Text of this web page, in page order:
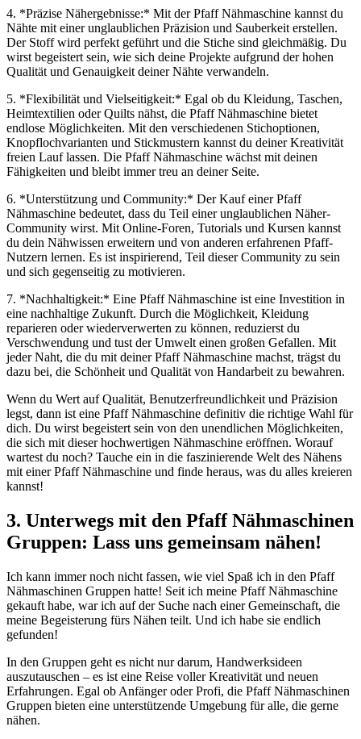
4. *Präzise Nähergebnisse:* Mit der Pfaff Nähmaschine kannst du
Nähte mit einer unglaublichen Präzision und Sauberkeit erstellen.
Der Stoff wird perfekt geführt und die Stiche sind gleichmäßig. Du
wirst begeistert sein, wie sich deine Projekte aufgrund der hohen
Qualität und Genauigkeit deiner Nähte verwandeln.
5. *Flexibilität und Vielseitigkeit:* Egal ob du Kleidung, Taschen,
Heimtextilien oder Quilts nähst, die Pfaff Nähmaschine bietet
endlose Möglichkeiten. Mit den verschiedenen Stichoptionen,
Knopflochvarianten und Stickmustern kannst du deiner Kreativität
freien Lauf lassen. Die Pfaff Nähmaschine wächst mit deinen
Fähigkeiten und bleibt immer treu an deiner Seite.
6. *Unterstützung und Community:* Der Kauf einer Pfaff
Nähmaschine bedeutet, dass du Teil einer unglaublichen Näher-
Community wirst. Mit Online-Foren, Tutorials und Kursen kannst
du dein Nähwissen erweitern und von anderen erfahrenen Pfaff-
Nutzern lernen. Es ist inspirierend, Teil dieser Community zu sein
und sich gegenseitig zu motivieren.
7. *Nachhaltigkeit:* Eine Pfaff Nähmaschine ist eine Investition in
eine nachhaltige Zukunft. Durch die Möglichkeit, Kleidung
reparieren oder wiederverwerten zu können, reduzierst du
Verschwendung und tust der Umwelt einen großen Gefallen. Mit
jeder Naht, die du mit deiner Pfaff Nähmaschine machst, trägst du
dazu bei, die Schönheit und Qualität von Handarbeit zu bewahren.
Wenn du Wert auf Qualität, Benutzerfreundlichkeit und Präzision
legst, dann ist eine Pfaff Nähmaschine definitiv die richtige Wahl für
dich. Du wirst begeistert sein von den unendlichen Möglichkeiten,
die sich mit dieser hochwertigen Nähmaschine eröffnen. Worauf
wartest du noch? Tauche ein in die faszinierende Welt des Nähens
mit einer Pfaff Nähmaschine und finde heraus, was du alles kreieren
kannst!
3. Unterwegs mit den Pfaff Nähmaschinen
Gruppen: Lass uns gemeinsam nähen!
Ich kann immer noch nicht fassen, wie viel Spaß ich in den Pfaff
Nähmaschinen Gruppen hatte! Seit ich meine Pfaff Nähmaschine
gekauft habe, war ich auf der Suche nach einer Gemeinschaft, die
meine Begeisterung fürs Nähen teilt. Und ich habe sie endlich
gefunden!
In den Gruppen geht es nicht nur darum, Handwerksideen
auszutauschen – es ist eine Reise voller Kreativität und neuen
Erfahrungen. Egal ob Anfänger oder Profi, die Pfaff Nähmaschinen
Gruppen bieten eine unterstützende Umgebung für alle, die gerne
nähen.